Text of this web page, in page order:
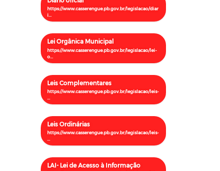
Lei Orgânica Municipal
Leis Complementares
Leis Ordinárias
LAI- Lei de Acesso à Informação